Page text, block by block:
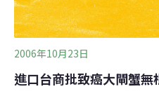
2006年10月23日
進口台商批致癌大閘蟹